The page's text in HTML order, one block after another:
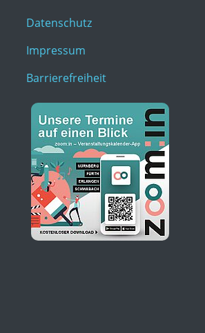
Datenschutz
Impressum
Barrierefreiheit